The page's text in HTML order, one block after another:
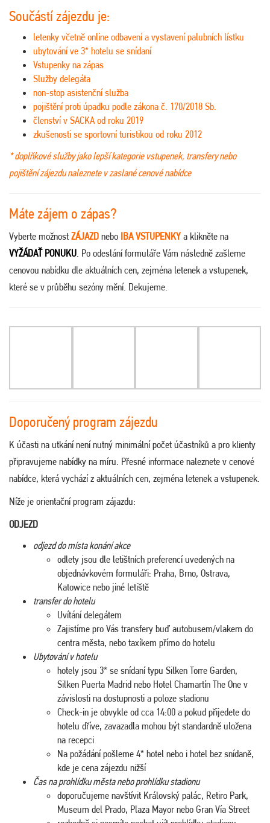
Součástí zájezdu je:
letenky včetně online odbavení a vystavení palubních lístku
ubytování ve 3* hotelu se snídaní
Vstupenky na zápas
Služby delegáta
non-stop asistenční služba
pojištění proti úpadku podle zákona č. 170/2018 Sb.
členství v SACKA od roku 2019
zkušenosti se sportovní turistikou od roku 2012
* doplňkové služby jako lepší kategorie vstupenek, transfery nebo
pojištění zájezdu naleznete v zaslané cenové nabídce
Máte zájem o zápas?
Vyberte možnost ZÁJAZD nebo IBA VSTUPENKY a klikněte na
VYŽÁDAŤ PONUKU. Po odeslání formuláře Vám následně zašleme
cenovou nabídku dle aktuálních cen, zejména letenek a vstupenek,
které se v průběhu sezóny mění. Dekujeme.
Doporučený program zájezdu
K účasti na utkání není nutný minimální počet účastníků a pro klienty
připravujeme nabídky na míru. Přesné informace naleznete v cenové
nabídce, která vychází z aktuálních cen, zejména letenek a vstupenek.
Níže je orientační program zájazdu:
ODJEZD
odjezd do místa konání akce
odlety jsou dle letištních preferencí uvedených na
objednávkovém formuláři: Praha, Brno, Ostrava,
Katowice nebo jiné letiště
transfer do hotelu
Uvítání delegátem
Zajistíme pro Vás transfery buď autobusem/vlakem do
centra města, nebo taxíkem přímo do hotelu
Ubytování v hotelu
hotely jsou 3* se snídaní typu Silken Torre Garden,
Silken Puerta Madrid nebo Hotel Chamartín The One v
závislosti na dostupnosti a poloze stadionu
Check-in je obvykle od cca 14:00 a pokud přijedete do
hotelu dříve, zavazadla mohou být standardně uložena
na recepci
Na požádání pošleme 4* hotel nebo i hotel bez snídaně,
kde je cena zájezdu nižší
Čas na prohlídku města nebo prohlídku stadionu
doporučujeme navštívit Královský palác, Retiro Park,
Museum del Prado, Plaza Mayor nebo Gran Vía Street